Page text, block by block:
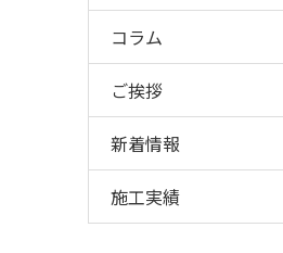
コラム
ご挨拶
新着情報
施工実績